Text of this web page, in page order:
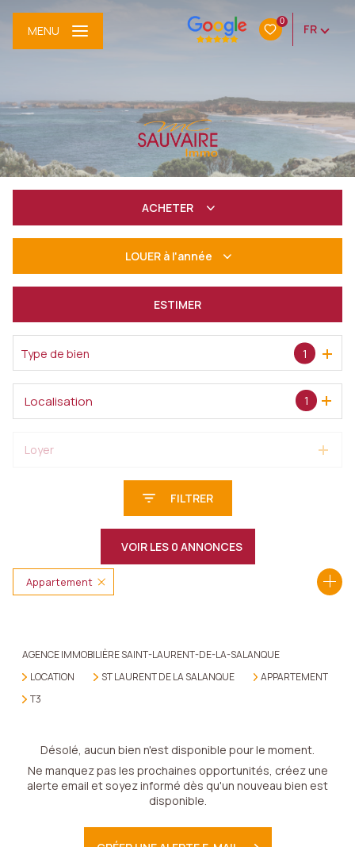
0
FR
MENU
ACHETER
LOUER à l'année
De l'immo pro
ESTIMER
Type de bien 1
1
Localisation
Loyer
FILTRER
VOIR LES 0 ANNONCES
Appartement
AGENCE IMMOBILIÈRE SAINT-LAURENT-DE-LA-SALANQUE
LOCATION
ST LAURENT DE LA SALANQUE
APPARTEMENT
T3
Désolé, aucun bien n'est disponible pour le moment.
Ne manquez pas les prochaines opportunités, créez une
alerte email et soyez informé dès qu'un nouveau bien est
disponible.